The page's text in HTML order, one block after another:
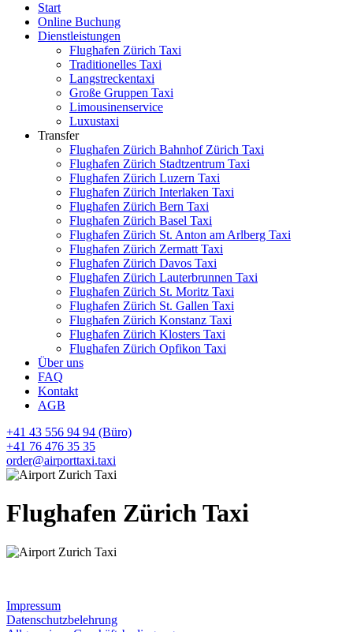
Start
Online Buchung
Dienstleistungen
Flughafen Zürich Taxi
Traditionelles Taxi
Langstreckentaxi
Große Gruppen Taxi
Limousinenservice
Luxustaxi
Transfer
Flughafen Zürich Bahnhof Zürich Taxi
Flughafen Zürich Stadtzentrum Taxi
Flughafen Zürich Luzern Taxi
Flughafen Zürich Interlaken Taxi
Flughafen Zürich Bern Taxi
Flughafen Zürich Basel Taxi
Flughafen Zürich St. Anton am Arlberg Taxi
Flughafen Zürich Zermatt Taxi
Flughafen Zürich Davos Taxi
Flughafen Zürich Lauterbrunnen Taxi
Flughafen Zürich St. Moritz Taxi
Flughafen Zürich St. Gallen Taxi
Flughafen Zürich Konstanz Taxi
Flughafen Zürich Klosters Taxi
Flughafen Zürich Opfikon Taxi
Über uns
FAQ
Kontakt
AGB
+41 43 556 94 94 (Büro)
+41 76 476 35 35
order@airporttaxi.taxi
Flughafen Zürich Taxi
Impressum
Datenschutzbelehrung